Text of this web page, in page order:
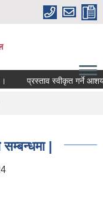
प्रस्ताव स्वीकृत गर्ने
|